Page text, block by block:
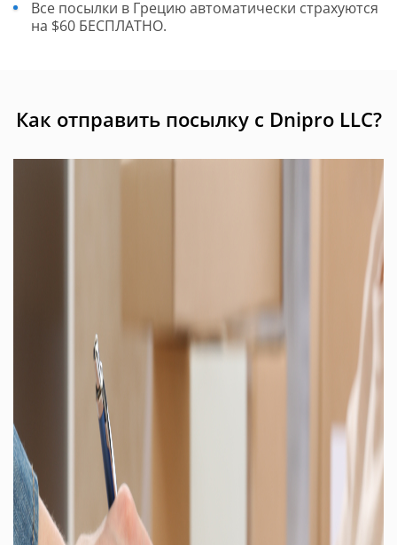
Все посылки в Грецию автоматически страхуются
на $60 БЕСПЛАТНО.
Как отправить посылку с Dnipro LLC?